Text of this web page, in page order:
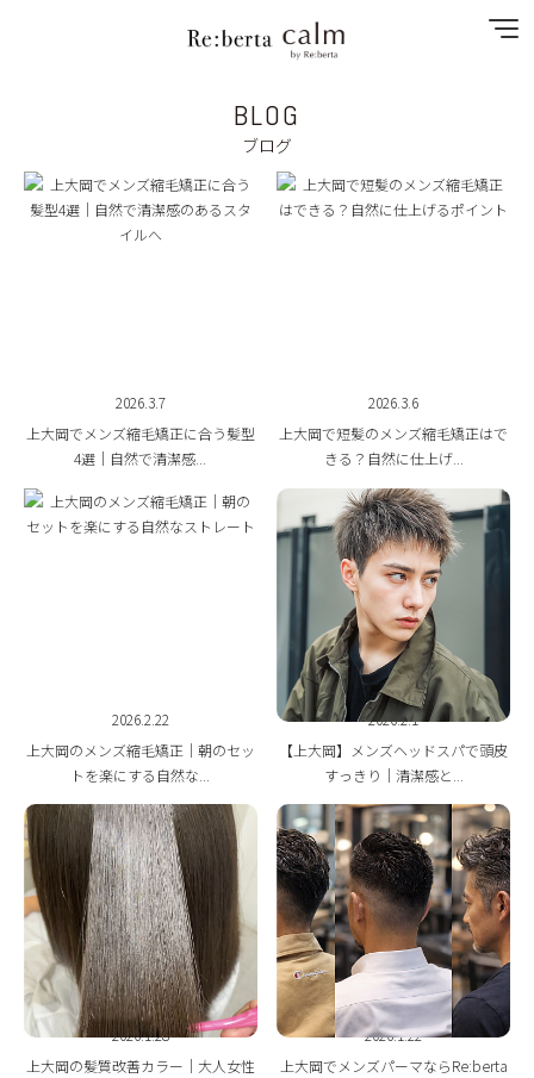
SPECIAL MENU
GALLERY
CONTACT
BLOG
ブログ
2026.3.7
上大岡でメンズ縮毛矯正に合う髪型
4選｜自然で清潔感...
2026.3.6
上大岡で短髪のメンズ縮毛矯正はで
きる？自然に仕上げ...
2026.2.22
上大岡のメンズ縮毛矯正｜朝のセッ
トを楽にする自然な...
2026.2.1
【上大岡】メンズヘッドスパで頭皮
すっきり｜清潔感と...
2026.1.28
上大岡の髪質改善カラー｜大人女性
2026.1.22
上大岡でメンズパーマならRe:berta